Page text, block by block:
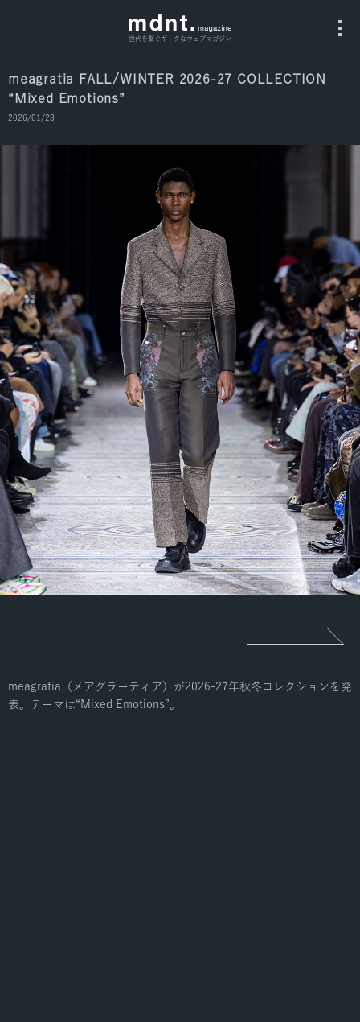
世代を繋ぐギークなウェブマガジン
Culture
Music
Instagram
meagratia FALL/WINTER 2026-27 COLLECTION
“Mixed Emotions”
2026/01/28
meagratia（メアグラーティア）が2026-27年秋冬コレクションを発
表。テーマは“Mixed Emotions”。